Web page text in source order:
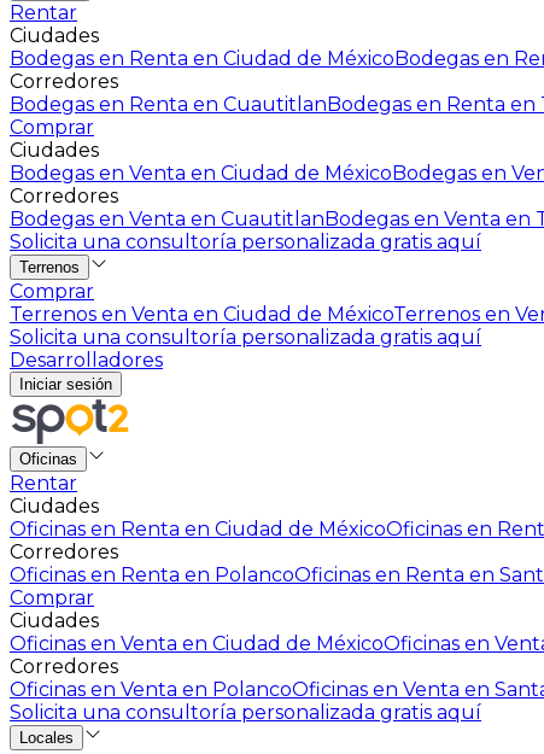
Rentar
Ciudades
Bodegas en Renta en Ciudad de MéxicoBodegas en
Corredores
Bodegas en Renta en CuautitlanBodegas en Renta
Comprar
Ciudades
Bodegas en Venta en Ciudad de MéxicoBodegas en
Corredores
Bodegas en Venta en CuautitlanBodegas en Venta en
Solicita una consultoría personalizada gratis aquí
Terrenos
Comprar
Terrenos en Venta en Ciudad de MéxicoTerrenos en
Solicita una consultoría personalizada gratis aquí
Desarrolladores
Iniciar sesión
Oficinas
Rentar
Ciudades
Oficinas en Renta en Ciudad de MéxicoOficinas en
Corredores
Oficinas en Renta en PolancoOficinas en Renta en
Comprar
Ciudades
Oficinas en Venta en Ciudad de MéxicoOficinas en
Corredores
Oficinas en Venta en PolancoOficinas en Venta en
Solicita una consultoría personalizada gratis aquí
Locales